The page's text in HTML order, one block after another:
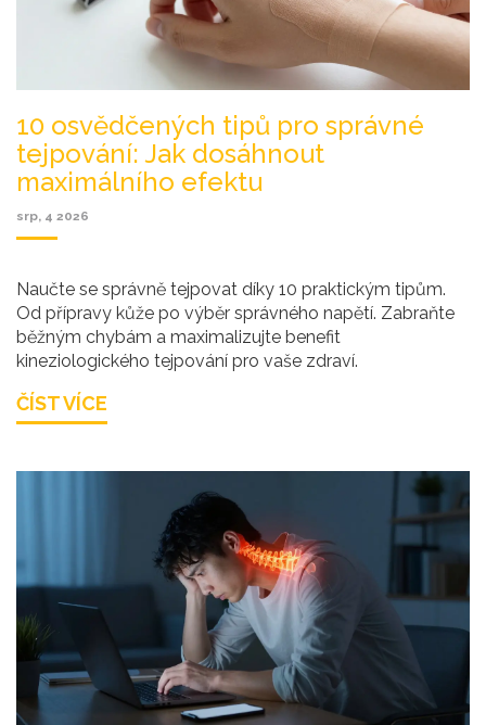
10 osvědčených tipů pro správné
tejpování: Jak dosáhnout
maximálního efektu
srp, 4 2026
Naučte se správně tejpovat díky 10 praktickým tipům.
Od přípravy kůže po výběr správného napětí. Zabraňte
běžným chybám a maximalizujte benefit
kineziologického tejpování pro vaše zdraví.
ČÍST VÍCE